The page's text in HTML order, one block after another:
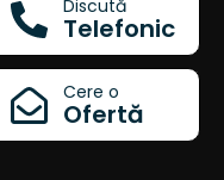
Discută
Telefonic
Cere o
Ofertă